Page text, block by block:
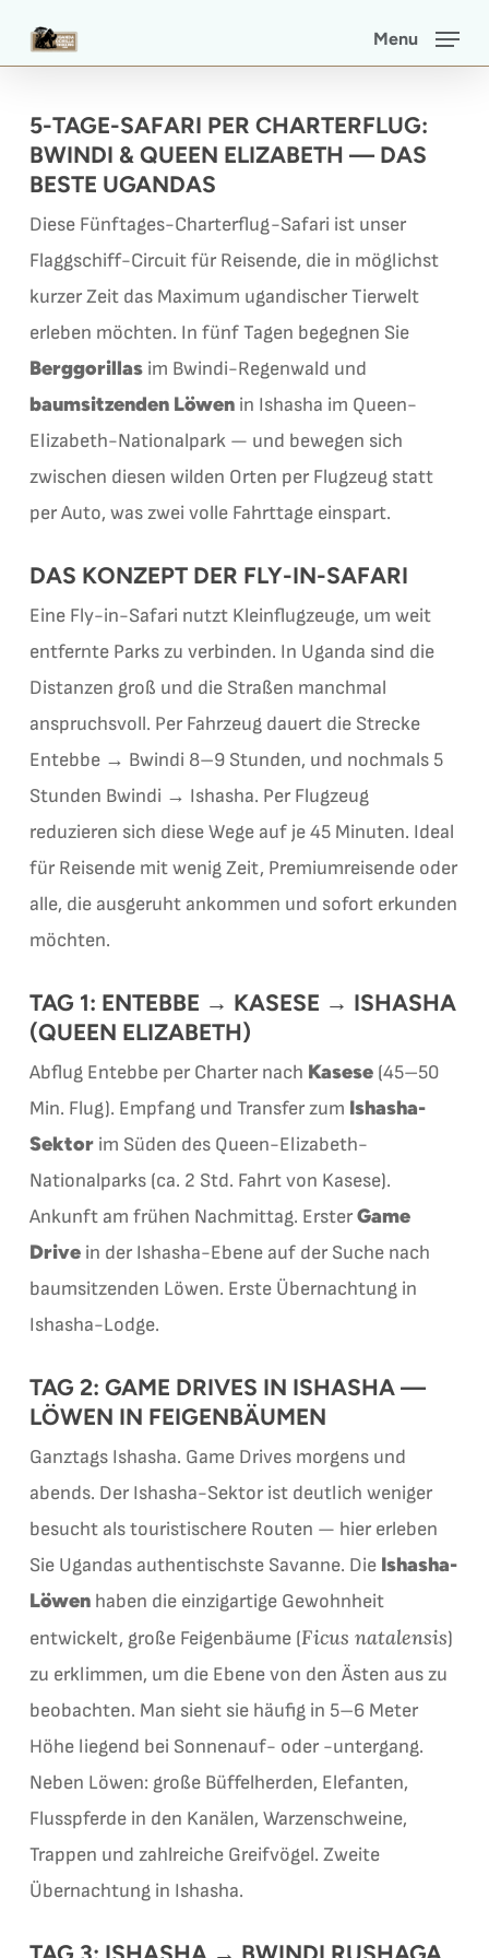
content
Menu
5-TAGE-SAFARI PER CHARTERFLUG:
BWINDI & QUEEN ELIZABETH — DAS
BESTE UGANDAS
Diese Fünftages-Charterflug-Safari ist unser
Flaggschiff-Circuit für Reisende, die in möglichst
kurzer Zeit das Maximum ugandischer Tierwelt
erleben möchten. In fünf Tagen begegnen Sie
Berggorillasim Bwindi-Regenwald und
baumsitzenden Löwenin Ishasha im Queen-
Elizabeth-Nationalpark — und bewegen sich
zwischen diesen wilden Orten per Flugzeug statt
per Auto, was zwei volle Fahrttage einspart.
DAS KONZEPT DER FLY-IN-SAFARI
Eine Fly-in-Safari nutzt Kleinflugzeuge, um weit
entfernte Parks zu verbinden. In Uganda sind die
Distanzen groß und die Straßen manchmal
anspruchsvoll. Per Fahrzeug dauert die Strecke
Entebbe → Bwindi 8–9 Stunden, und nochmals 5
Stunden Bwindi → Ishasha. Per Flugzeug
reduzieren sich diese Wege auf je 45 Minuten. Ideal
für Reisende mit wenig Zeit, Premiumreisende oder
alle, die ausgeruht ankommen und sofort erkunden
möchten.
TAG 1: ENTEBBE → KASESE → ISHASHA
(QUEEN ELIZABETH)
Abflug Entebbe per Charter nach Kasese(45–50
Min. Flug). Empfang und Transfer zum Ishasha-
Sektorim Süden des Queen-Elizabeth-
Nationalparks (ca. 2 Std. Fahrt von Kasese).
Ankunft am frühen Nachmittag. ErsterGame
Drivein der Ishasha-Ebene auf der Suche nach
baumsitzenden Löwen. Erste Übernachtung in
Ishasha-Lodge.
TAG 2: GAME DRIVES IN ISHASHA —
LÖWEN IN FEIGENBÄUMEN
Ganztags Ishasha. Game Drives morgens und
abends. Der Ishasha-Sektor ist deutlich weniger
besucht als touristischere Routen — hier erleben
Sie Ugandas authentischste Savanne. Die Ishasha-
Löwenhaben die einzigartige Gewohnheit
entwickelt, große Feigenbäume (Ficus natalensis)
zu erklimmen, um die Ebene von den Ästen aus zu
beobachten. Man sieht sie häufig in 5–6 Meter
Höhe liegend bei Sonnenauf- oder -untergang.
Neben Löwen: große Büffelherden, Elefanten,
Flusspferde in den Kanälen, Warzenschweine,
Trappen und zahlreiche Greifvögel. Zweite
Übernachtung in Ishasha.